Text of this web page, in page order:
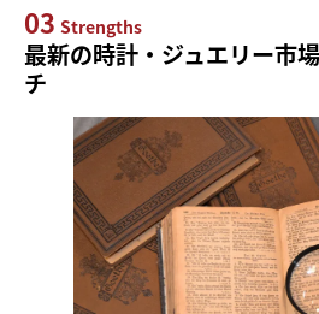
03 Strengths
最新の時計・ジュエリー市
チ